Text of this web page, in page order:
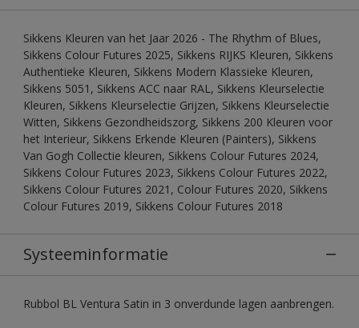
Sikkens Kleuren van het Jaar 2026 - The Rhythm of Blues,
Sikkens Colour Futures 2025, Sikkens RIJKS Kleuren, Sikkens
Authentieke Kleuren, Sikkens Modern Klassieke Kleuren,
Sikkens 5051, Sikkens ACC naar RAL, Sikkens Kleurselectie
Kleuren, Sikkens Kleurselectie Grijzen, Sikkens Kleurselectie
Witten, Sikkens Gezondheidszorg, Sikkens 200 Kleuren voor
het Interieur, Sikkens Erkende Kleuren (Painters), Sikkens
Van Gogh Collectie kleuren, Sikkens Colour Futures 2024,
Sikkens Colour Futures 2023, Sikkens Colour Futures 2022,
Sikkens Colour Futures 2021, Colour Futures 2020, Sikkens
Colour Futures 2019, Sikkens Colour Futures 2018
Systeeminformatie
Rubbol BL Ventura Satin in 3 onverdunde lagen aanbrengen.